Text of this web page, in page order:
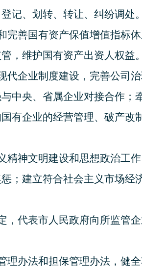
记、划转、转让、纠纷调处。
善国有资产保值增值指标
，维护国有资产出资人权益。
企业制度建设，完善公司
中央、省属企业对接合作；
有企业的经营管理、破产改
神文明建设和思想政治工
；建立符合社会主义市场经
代表市人民政府向所监管
办法和担保管理办法，健